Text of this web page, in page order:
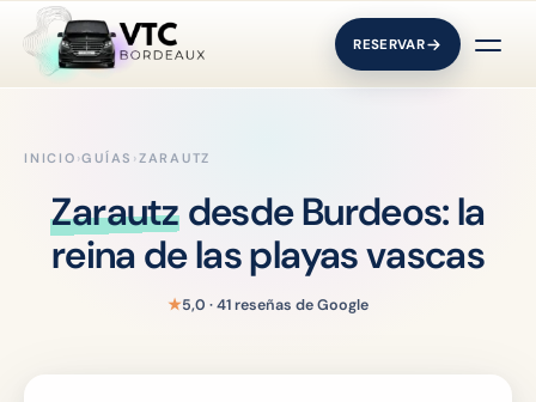
RESERVAR
INICIO ›GUÍAS ›ZARAUTZ
Zarautz desde Burdeos: la
reina de las playas vascas
★5,0 · 41 reseñas de Google